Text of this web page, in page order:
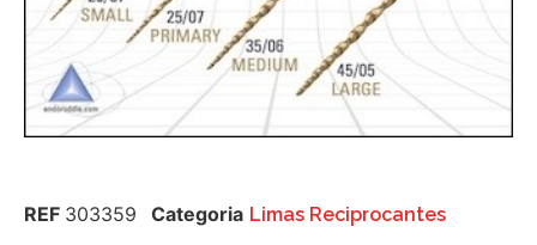
REF 303359 Categoria Limas Reciprocantes